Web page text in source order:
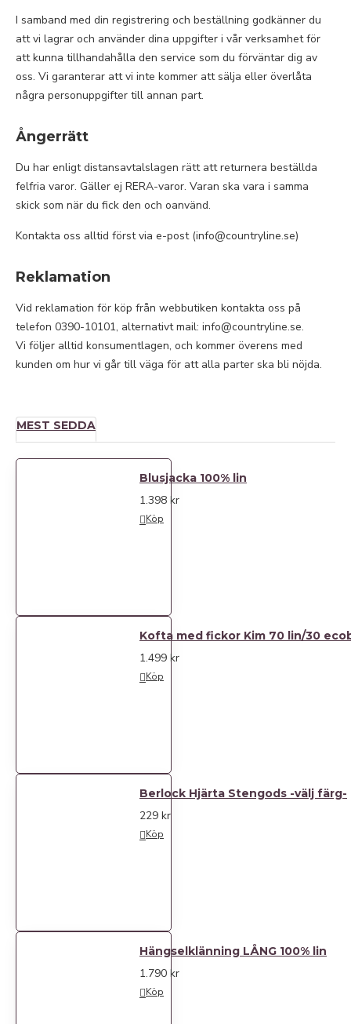
I samband med din registrering och beställning godkänner du
att vi lagrar och använder dina uppgifter i vår verksamhet för
att kunna tillhandahålla den service som du förväntar dig av
oss. Vi garanterar att vi inte kommer att sälja eller överlåta
några personuppgifter till annan part.
Ångerrätt
Du har enligt distansavtalslagen rätt att returnera beställda
felfria varor. Gäller ej RERA-varor. Varan ska vara i samma
skick som när du fick den och oanvänd.
Kontakta oss alltid först via e-post (info@countryline.se)
Reklamation
Vid reklamation för köp från webbutiken kontakta oss på
telefon 0390-10101, alternativt mail: info@countryline.se.
Vi följer alltid konsumentlagen, och kommer överens med
kunden om hur vi går till väga för att alla parter ska bli nöjda.
MEST SEDDA
Blusjacka 100% lin
1.398 kr
Köp
Kofta med fickor Kim 70 lin/30
1.499 kr
Köp
Berlock Hjärta Stengods -välj färg-
229 kr
Köp
Hängselklänning LÅNG 100% lin
1.790 kr
Köp